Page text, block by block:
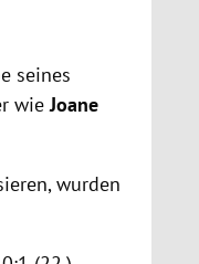
seines
wieJoane
wurden